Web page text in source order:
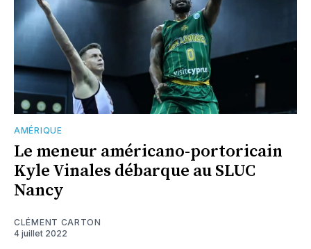
AMÉRIQUE
Le meneur américano-portoricain
Kyle Vinales débarque au SLUC
Nancy
CLÉMENT CARTON
4 juillet 2022